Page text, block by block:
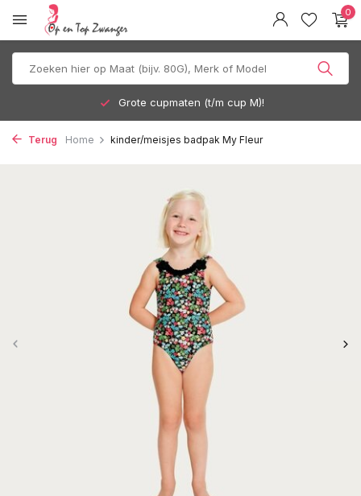
0
Grote cupmaten (t/m cup M)!
Terug Home kinder/meisjes badpak My Fleur